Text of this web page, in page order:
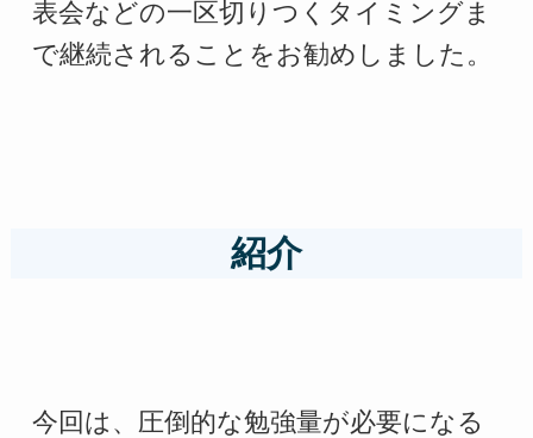
表会などの一区切りつくタイミングま
で継続されることをお勧めしました。
紹介
今回は、圧倒的な勉強量が必要になる